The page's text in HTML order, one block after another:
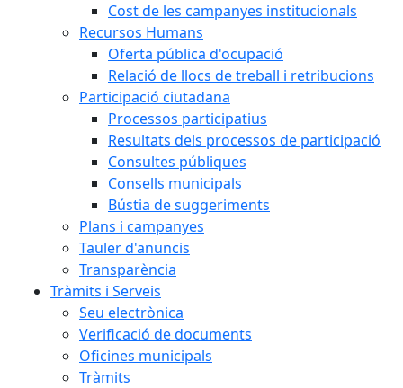
Cost de les campanyes institucionals
Recursos Humans
Oferta pública d'ocupació
Relació de llocs de treball i retribucions
Participació ciutadana
Processos participatius
Resultats dels processos de participació
Consultes públiques
Consells municipals
Bústia de suggeriments
Plans i campanyes
Tauler d'anuncis
Transparència
Tràmits i Serveis
Seu electrònica
Verificació de documents
Oficines municipals
Tràmits